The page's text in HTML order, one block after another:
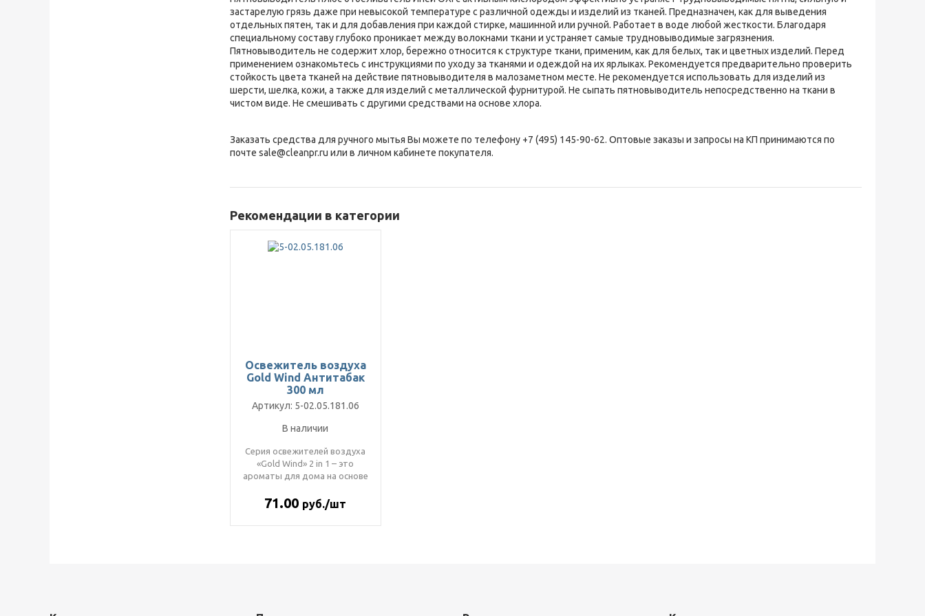
застарелую грязь даже при невысокой температуре с различной одежды и изделий из тканей. Предназначен, как для выведения
отдельных пятен, так и для добавления при каждой стирке, машинной или ручной. Работает в воде любой жесткости. Благодаря
специальному составу глубоко проникает между волокнами ткани и устраняет самые трудновыводимые загрязнения.
Пятновыводитель не содержит хлор, бережно относится к структуре ткани, применим, как для белых, так и цветных изделий. Перед
применением ознакомьтесь с инструкциями по уходу за тканями и одеждой на их ярлыках. Рекомендуется предварительно проверить
стойкость цвета тканей на действие пятновыводителя в малозаметном месте. Не рекомендуется использовать для изделий из
шерсти, шелка, кожи, а также для изделий с металлической фурнитурой. Не сыпать пятновыводитель непосредственно на ткани в
чистом виде. Не смешивать с другими средствами на основе хлора.
Заказать средства для ручного мытья Вы можете по телефону +7 (495) 145-90-62. Оптовые заказы и запросы на КП принимаются по
почте sale@cleanpr.ru или в личном кабинете покупателя.
Рекомендации в категории
Освежитель воздуха
Gold Wind Антитабак
300 мл
Артикул: 5-02.05.181.06
В наличии
Серия освежителей воздуха
«Gold Wind» 2 in 1 – это
ароматы для дома на основе
71.00 руб./шт